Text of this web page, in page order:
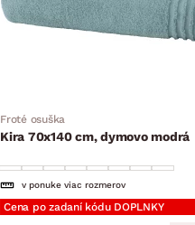
Froté osuška
Kira 70x140 cm, dymovo modrá
v ponuke viac rozmerov
Cena po zadaní kódu DOPLNKY